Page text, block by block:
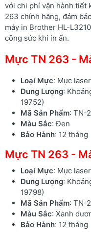
với chi phí vận hành tiết
263 chính hãng, đảm
máy in Brother HL-
công sức khi in ấn.
Mực TN 263 -
Loại Mực: Mực
Dung Lượng:
19752)
Mã Sản Phẩm: TN-
Màu Sắc: Đen
Bảo Hành: 12 tháng
Mực TN 263 -
Loại Mực: Mực
Dung Lượng:
19798)
Mã Sản Phẩm: TN-
Màu Sắc: Xanh
Bảo Hành: 12 tháng